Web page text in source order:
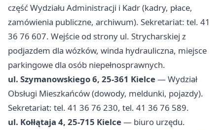
część Wydziału Administracji i Kadr (kadry, płace,
zamówienia publiczne, archiwum). Sekretariat: tel. 41
36 76 607. Wejście od strony ul. Strycharskiej z
podjazdem dla wózków, winda hydrauliczna, miejsce
parkingowe dla osób niepełnosprawnych.
ul. Szymanowskiego 6, 25-361 Kielce— Wydział
Obsługi Mieszkańców (dowody, meldunki, pojazdy).
Sekretariat: tel. 41 36 76 230, tel. 41 36 76 589.
ul. Kołłątaja 4, 25-715 Kielce— biuro urzędu.